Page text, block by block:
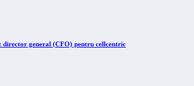
general (CFO) pentru cellcentric